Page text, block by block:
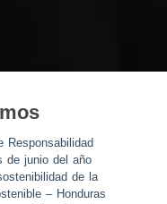
Responsabilidad
de junio del año
de la
– Honduras